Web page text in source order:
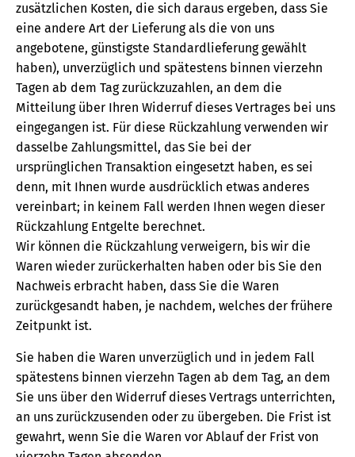
zusätzlichen Kosten, die sich daraus ergeben, dass Sie
eine andere Art der Lieferung als die von uns
angebotene, günstigste Standardlieferung gewählt
haben), unverzüglich und spätestens binnen vierzehn
Tagen ab dem Tag zurückzuzahlen, an dem die
Mitteilung über Ihren Widerruf dieses Vertrages bei uns
eingegangen ist. Für diese Rückzahlung verwenden wir
dasselbe Zahlungsmittel, das Sie bei der
ursprünglichen Transaktion eingesetzt haben, es sei
denn, mit Ihnen wurde ausdrücklich etwas anderes
vereinbart; in keinem Fall werden Ihnen wegen dieser
Rückzahlung Entgelte berechnet.
Wir können die Rückzahlung verweigern, bis wir die
Waren wieder zurückerhalten haben oder bis Sie den
Nachweis erbracht haben, dass Sie die Waren
zurückgesandt haben, je nachdem, welches der frühere
Zeitpunkt ist.
Sie haben die Waren unverzüglich und in jedem Fall
spätestens binnen vierzehn Tagen ab dem Tag, an dem
Sie uns über den Widerruf dieses Vertrags unterrichten,
an uns zurückzusenden oder zu übergeben. Die Frist ist
gewahrt, wenn Sie die Waren vor Ablauf der Frist von